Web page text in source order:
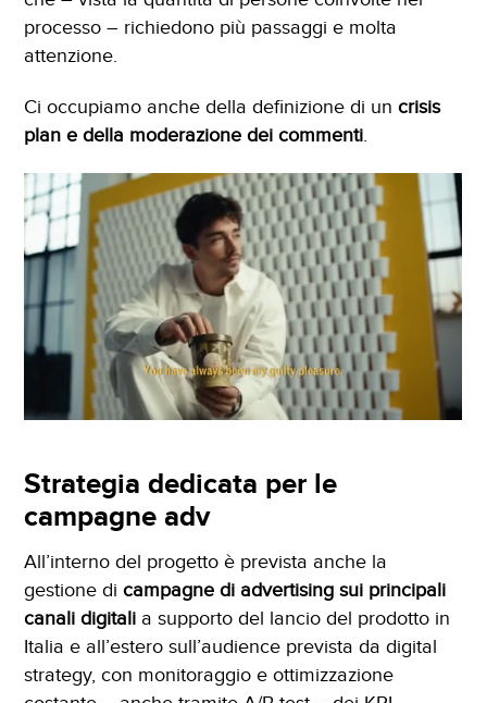
processo – richiedono più passaggi e molta
attenzione.
Ci occupiamo anche della definizione di un crisis
plan e della moderazione dei commenti.
Strategia dedicata per le
campagne adv
All’interno del progetto è prevista anche la
gestione dicampagne di advertising sui principali
canali digitali a supporto del lancio del prodotto in
Italia e all’estero sull’audience prevista da digital
strategy, con monitoraggio e ottimizzazione